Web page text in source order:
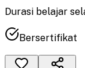
Durasi belajar
Bersertifikat